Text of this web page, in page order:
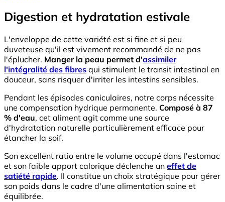
Digestion et hydratation estivale
L'enveloppe de cette variété est si fine et si peu
duveteuse qu'il est vivement recommandé de ne pas
l'éplucher. Manger la peau permet d'assimiler
l'intégralité des fibres qui stimulent le transit intestinal en
douceur, sans risquer d'irriter les intestins sensibles.
Pendant les épisodes caniculaires, notre corps nécessite
une compensation hydrique permanente. Composé à 87
% d'eau, cet aliment agit comme une source
d'hydratation naturelle particulièrement efficace pour
étancher la soif.
Son excellent ratio entre le volume occupé dans l'estomac
et son faible apport calorique déclenche un effet de
satiété rapide. Il constitue un choix stratégique pour gérer
son poids dans le cadre d'une alimentation saine et
équilibrée.